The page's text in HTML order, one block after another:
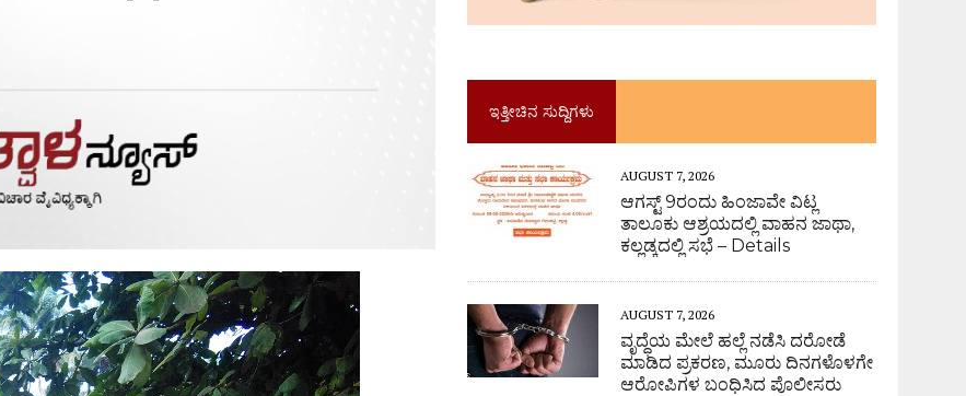
ಇತ್ತೀಚಿನ ಸುದ್ದಿಗಳು
AUGUST 7, 2026
ಆಗಸ್ಟ್ 9ರಂದು ಹಿಂಜಾವೇ ವಿಟ್ಲ
ತಾಲೂಕು ಆಶ್ರಯದಲ್ಲಿ ವಾಹನ ಜಾಥಾ,
ಕಲ್ಲಡ್ಕದಲ್ಲಿ ಸಭೆ – Details
AUGUST 7, 2026
ವೃದ್ಧೆಯ ಮೇಲೆ ಹಲ್ಲೆ ನಡೆಸಿ ದರೋಡೆ
ಮಾಡಿದ ಪ್ರಕರಣ, ಮೂರು ದಿನಗಳೊಳಗೇ
ಆರೋಪಿಗಳ ಬಂಧಿಸಿದ ಪೊಲೀಸರು